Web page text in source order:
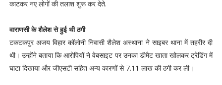
काटकर नए लोगों की तलाश शुरू कर देते.
वाराणसी के शैलेश से हुई थी ठगी
टकटकपुर अजय विहार कॉलोनी निवासी शैलेश अस्थाना ने साइबर थाना में तहरीर दी
थी। उन्होंने बताया कि आरोपियों ने वेबसाइट पर उनका डीमैट खाता खोलकर ट्रेडिंग में
घाटा दिखाया और जीएसटी सहित अन्य कारणों से 7.11 लाख की ठगी कर ली।